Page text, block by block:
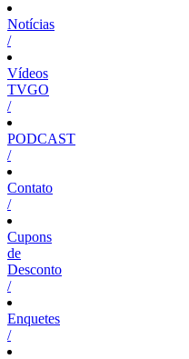
Notícias
/
Vídeos
TVGO
/
PODCAST
/
Contato
/
Cupons
de
Desconto
/
Enquetes
/